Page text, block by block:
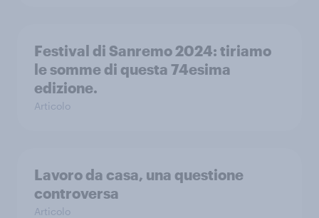
Festival di Sanremo 2024: tiriamo
le somme di questa 74esima
edizione.
Articolo
Lavoro da casa, una questione
controversa
Articolo